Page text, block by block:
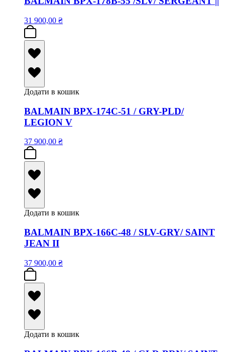
31 900,00 ₴
Додати в кошик
BALMAIN BPX-174C-51 / GRY-PLD/
LEGION V
37 900,00 ₴
Додати в кошик
BALMAIN BPX-166C-48 / SLV-GRY/ SAINT
JEAN II
37 900,00 ₴
Додати в кошик